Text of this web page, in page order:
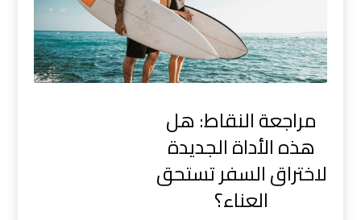
مراجعة النقاط: هل
هذه الأداة الجديدة
لاختراق السفر تستحق
العناء؟